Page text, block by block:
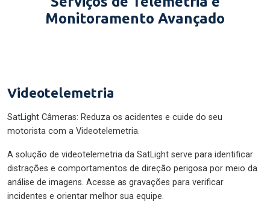
Monitoramento Avançado
Videotelemetria
SatLight Câmeras: Reduza os acidentes e cuide do seu
motorista com a Videotelemetria.
A solução de videotelemetria da SatLight serve para identificar
distrações e comportamentos de direção perigosa por meio da
análise de imagens. Acesse as gravações para verificar
incidentes e orientar melhor sua equipe.